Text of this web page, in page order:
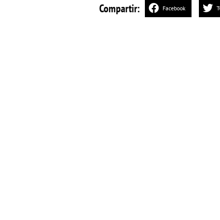
Compartir: Facebook